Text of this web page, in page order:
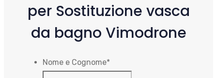
per Sostituzione vasca
da bagno Vimodrone
Nome e Cognome*